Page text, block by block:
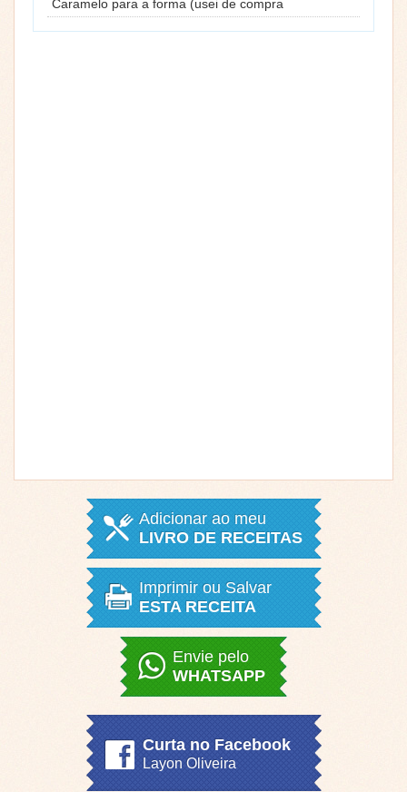
Caramelo para a forma (usei de compra
Adicionar ao meu
LIVRO DE RECEITAS
Imprimir ou Salvar
ESTA RECEITA
Envie pelo
WHATSAPP
Curta no Facebook
Layon Oliveira